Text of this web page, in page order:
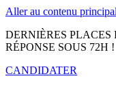
Aller au contenu principal
DERNIÈRES PLACES
RÉPONSE SOUS 72H !
CANDIDATER